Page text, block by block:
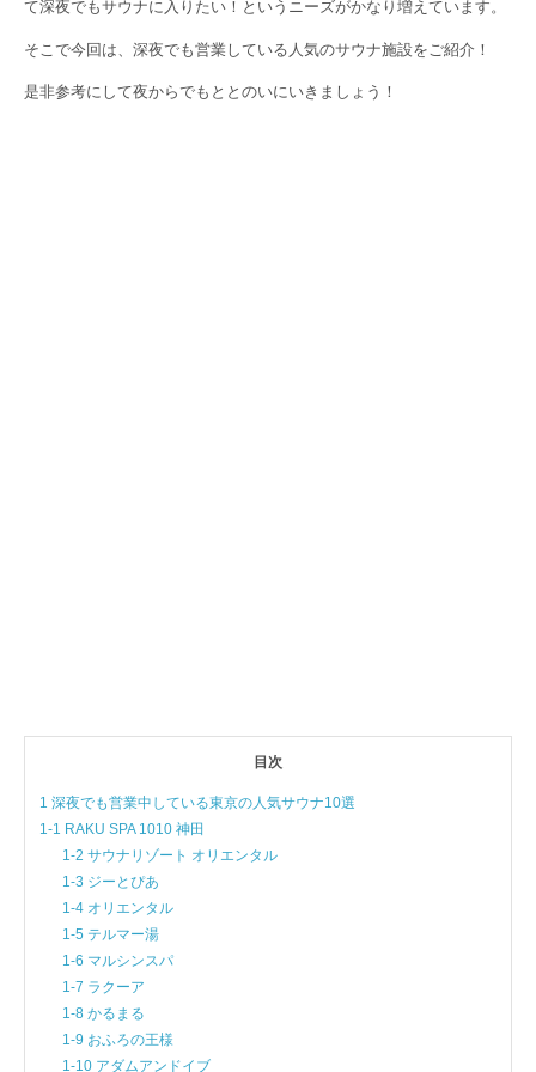
て深夜でもサウナに入りたい！というニーズがかなり増えています。
そこで今回は、深夜でも営業している人気のサウナ施設をご紹介！
是非参考にして夜からでもととのいにいきましょう！
目次
1 深夜でも営業中している東京の人気サウナ10選
1-1 RAKU SPA 1010 神田
1-2 サウナリゾート オリエンタル
1-3 ジーとぴあ
1-4 オリエンタル
1-5 テルマー湯
1-6 マルシンスパ
1-7 ラクーア
1-8 かるまる
1-9 おふろの王様
1-10 アダムアンドイブ